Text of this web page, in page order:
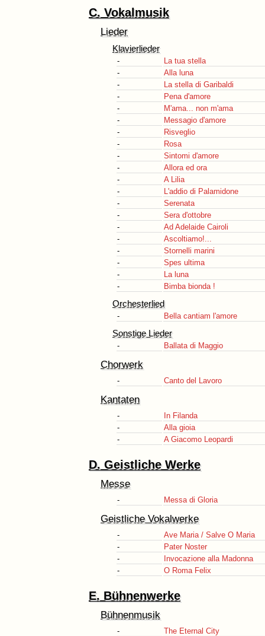
C. Vokalmusik
Lieder
Klavierlieder
-
La tua stella
-
Alla luna
-
La stella di Garibaldi
-
Pena d'amore
-
M'ama... non m'ama
-
Messagio d'amore
-
Risveglio
-
Rosa
-
Sintomi d'amore
-
Allora ed ora
-
A Lilia
-
L'addio di Palamidone
-
Serenata
-
Sera d'ottobre
-
Ad Adelaide Cairoli
-
Ascoltiamo!...
-
Stornelli marini
-
Spes ultima
-
La luna
-
Bimba bionda !
Orchesterlied
- Bella cantiam l'amore
Sonstige Lieder
- Ballata di Maggio
Chorwerk
- Canto del Lavoro
Kantaten
-
In Filanda
-
Alla gioia
-
A Giacomo Leopardi
D. Geistliche Werke
Messe
- Messa di Gloria
Geistliche Vokalwerke
-
Ave Maria / Salve O Maria
-
Pater Noster
-
Invocazione alla Madonna
-
O Roma Felix
E. Bühnenwerke
Bühnenmusik
-
The Eternal City